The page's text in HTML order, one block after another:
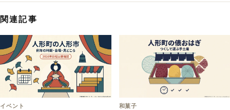
関連記事
イベント 和菓子